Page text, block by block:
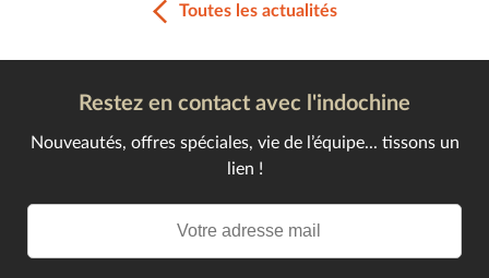
Toutes les actualités
Restez en contact avec l'indochine
Nouveautés, offres spéciales, vie de l’équipe... tissons un
lien !